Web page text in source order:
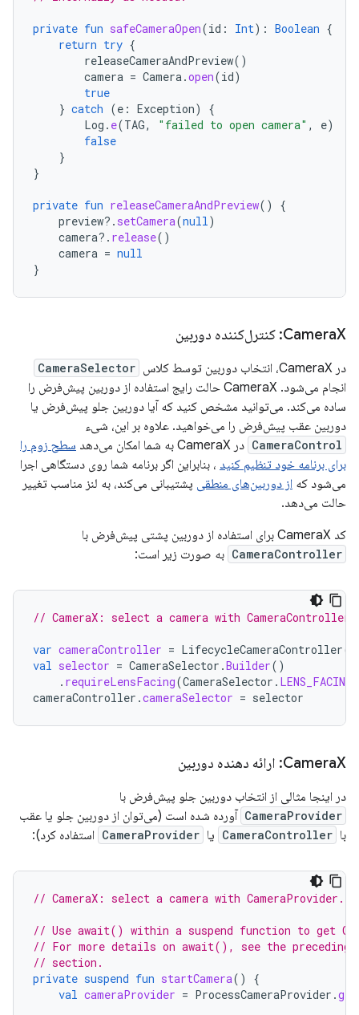
private fun safeCameraOpen(id : Int): Boolean {
return try {
releaseCameraAndPreview()
camera = Camera.open(id)
true
} catch (e : Exception)
{
Log . e(TAG, "failed to open camera" , e)
false
}
}
private fun releaseCameraAndPreview()
{
preview?. setCamera(null)
camera?. release()
camera = null
}
CameraX: کنترل‌کننده دوربین
در CameraX، انتخاب دوربین توسط کلاس CameraSelector
انجام می‌شود. CameraX حالت رایج استفاده از دوربین پیش‌فرض را
ساده می‌کند. می‌توانید مشخص کنید که آیا دوربین جلو پیش‌فرض یا
دوربین عقب پیش‌فرض را می‌خواهید. علاوه بر این، شیء
CameraControl در CameraX به شما امکان می‌دهد
سطح زوم را
برای برنامه خود تنظیم کنید ، بنابراین اگر برنامه شما روی دستگاهی اجرا
می‌شود که از دوربین‌های منطقی پشتیبانی می‌کند، به لنز مناسب تغییر
حالت می‌دهد.
کد CameraX برای استفاده از دوربین پشتی پیش‌فرض با
CameraController به صورت زیر است:
// CameraX: select a camera with CameraController
var cameraController = LifecycleCameraController(
val selector = CameraSelector .Builder()
. requireLensFacing(CameraSelector .
cameraController .cameraSelector = selector
CameraX: ارائه دهنده دوربین
در اینجا مثالی از انتخاب دوربین جلو پیش‌فرض با
CameraProvider آورده شده است (می‌توان از دوربین جلو یا عقب
با CameraController یا CameraProvider استفاده کرد):
// CameraX: select a camera with CameraProvider.
// Use await() within a suspend function to get
// For more details on await(), see the preceding
// section.
private suspend fun startCamera()
{
val cameraProvider = ProcessCameraProvider .